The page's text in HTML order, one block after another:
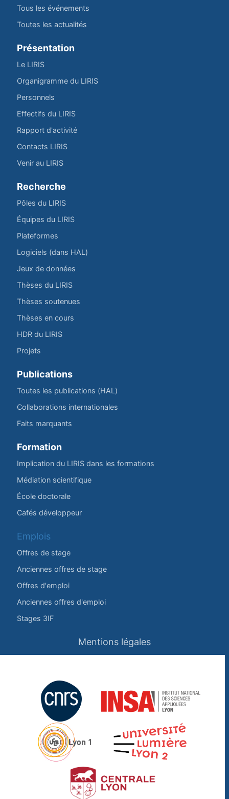
Tous les événements
Toutes les actualités
Présentation
Le LIRIS
Organigramme du LIRIS
Personnels
Effectifs du LIRIS
Rapport d'activité
Contacts LIRIS
Venir au LIRIS
Recherche
Pôles du LIRIS
Équipes du LIRIS
Plateformes
Logiciels (dans HAL)
Jeux de données
Thèses du LIRIS
Thèses soutenues
Thèses en cours
HDR du LIRIS
Projets
Publications
Toutes les publications (HAL)
Collaborations internationales
Faits marquants
Formation
Implication du LIRIS dans les formations
Médiation scientifique
École doctorale
Cafés développeur
Emplois
Offres de stage
Anciennes offres de stage
Offres d'emploi
Anciennes offres d'emploi
Stages 3IF
Mentions légales